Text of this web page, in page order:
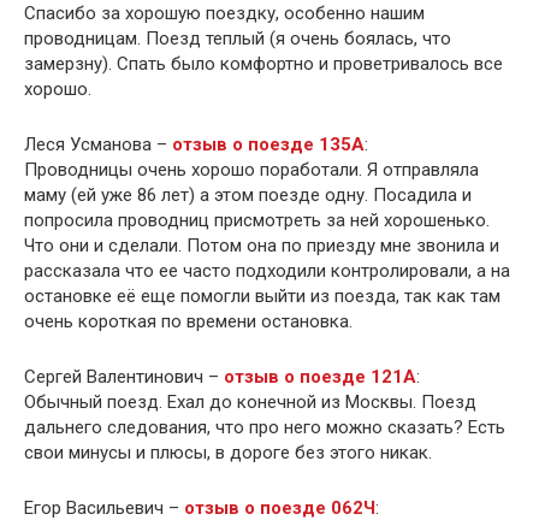
Спасибо за хорошую поездку, особенно нашим
проводницам. Поезд теплый (я очень боялась, что
замерзну). Спать было комфортно и проветривалось все
хорошо.
Леся Усманова – отзыв о поезде 135А:
Проводницы очень хорошо поработали. Я отправляла
маму (ей уже 86 лет) а этом поезде одну. Посадила и
попросила проводниц присмотреть за ней хорошенько.
Что они и сделали. Потом она по приезду мне звонила и
рассказала что ее часто подходили контролировали, а на
остановке её еще помогли выйти из поезда, так как там
очень короткая по времени остановка.
Сергей Валентинович – отзыв о поезде 121А:
Обычный поезд. Ехал до конечной из Москвы. Поезд
дальнего следования, что про него можно сказать? Есть
свои минусы и плюсы, в дороге без этого никак.
Егор Васильевич – отзыв о поезде 062Ч: